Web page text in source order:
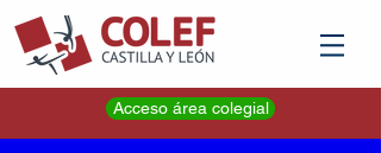
Acceso área colegial